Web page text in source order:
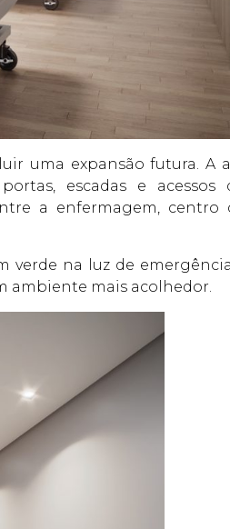
uma expansão futura. A
escadas e acessos
a enfermagem, centro
na luz de
ambiente mais acolhedor.